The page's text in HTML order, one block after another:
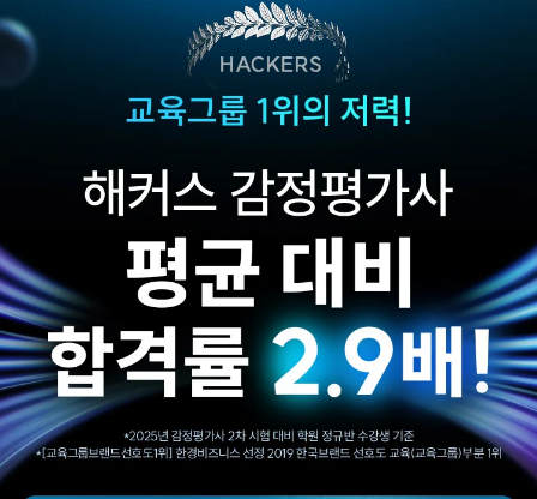
4. 이벤트 신청 회원은 개인정보 수집·이용을 거부할 수 있습니다. 단, 거부의 경우 이벤트
본 합격생은 이성준 선생님 강의
수강 합격생입니다.
해커스 이성준 평가사님
병행하면서 고득점 할 수
있었습니다.
합격생 이*빈님
본 합격생은 이성준 선생님 강의
수강 합격생입니다.
해커스 김유안
답안작성볍으로 이론
고득적을 받고 합격할 수
있었습니다.
합격생 이*우님
본 합격생은 김유안 선생님 강의
수강 합격생입니다.
해커스 최동진
평가사님의
답안작성법으로 어려운
해커스 최동진 평가사님
덕분에 시험장에서
사례형 문제에 잘 대처할